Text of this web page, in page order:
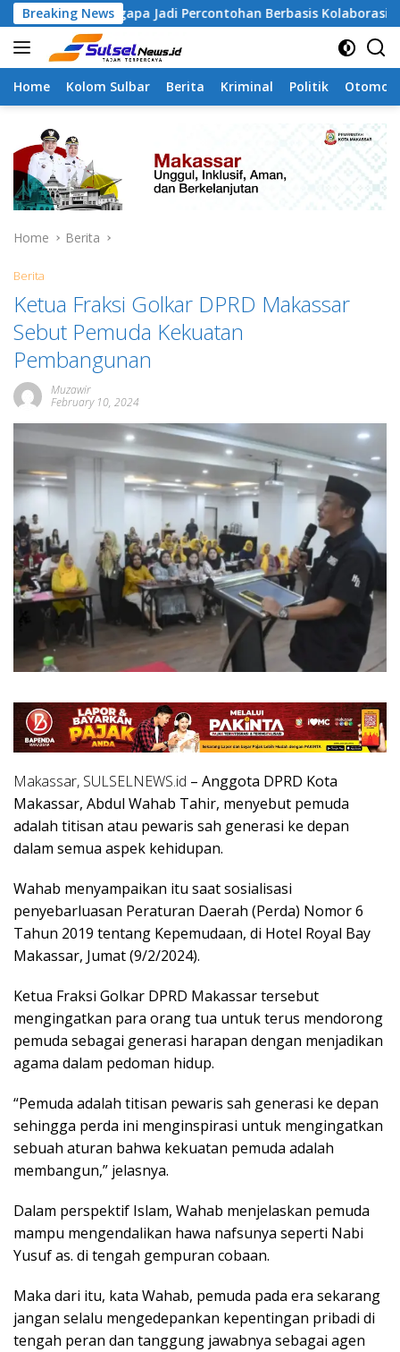
Skip
to
content
Breaking NewsJadi Percontohan Berbasis Kolaborasi Warga
Home Kolom Sulbar Berita Kriminal Politik
Home Berita
Berita
Ketua Fraksi Golkar DPRD Makassar
Sebut Pemuda Kekuatan
Pembangunan
Muzawir
February 10, 2024
Makassar, SULSELNEWS.id – Anggota DPRD Kota
Makassar, Abdul Wahab Tahir, menyebut pemuda
adalah titisan atau pewaris sah generasi ke depan
dalam semua aspek kehidupan.
Wahab menyampaikan itu saat sosialisasi
penyebarluasan Peraturan Daerah (Perda) Nomor 6
Tahun 2019 tentang Kepemudaan, di Hotel Royal Bay
Makassar, Jumat (9/2/2024).
Ketua Fraksi Golkar DPRD Makassar tersebut
mengingatkan para orang tua untuk terus mendorong
pemuda sebagai generasi harapan dengan menjadikan
agama dalam pedoman hidup.
“Pemuda adalah titisan pewaris sah generasi ke depan
sehingga perda ini menginspirasi untuk mengingatkan
sebuah aturan bahwa kekuatan pemuda adalah
membangun,” jelasnya.
Dalam perspektif Islam, Wahab menjelaskan pemuda
mampu mengendalikan hawa nafsunya seperti Nabi
Yusuf as. di tengah gempuran cobaan.
Maka dari itu, kata Wahab, pemuda pada era sekarang
jangan selalu mengedepankan kepentingan pribadi di
tengah peran dan tanggung jawabnya sebagai agen